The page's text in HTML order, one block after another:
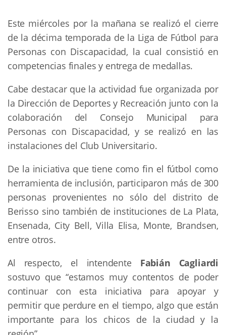
Este miércoles por la mañana se realizó el cierre
de la décima temporada de la Liga de Fútbol para
Personas con Discapacidad, la cual consistió en
competencias finales y entrega de medallas.
Cabe destacar que la actividad fue organizada por
la Dirección de Deportes y Recreación junto con la
colaboración del Consejo Municipal para
Personas con Discapacidad, y se realizó en las
instalaciones del Club Universitario.
De la iniciativa que tiene como fin el fútbol como
herramienta de inclusión, participaron más de 300
personas provenientes no sólo del distrito de
Berisso sino también de instituciones de La Plata,
Ensenada, City Bell, Villa Elisa, Monte, Brandsen,
entre otros.
Al respecto, el intendente Fabián Cagliardi
sostuvo que “estamos muy contentos de poder
continuar con esta iniciativa para apoyar y
permitir que perdure en el tiempo, algo que están
importante para los chicos de la ciudad y la